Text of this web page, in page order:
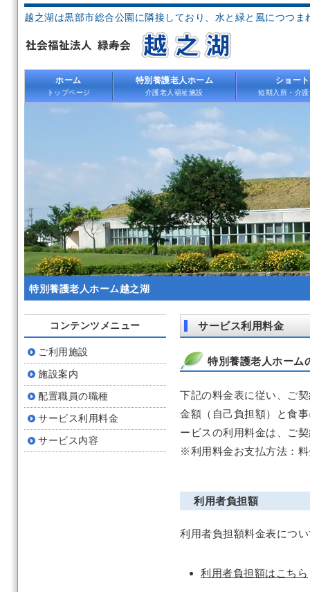
越之湖は黒部市総合公園に隣接しており、水と緑と風につつ
ホーム
トップページ
特別養護老人ホーム
介護老人福祉施設
ショー
短期入所・介
特別養護老人ホーム越之湖
サービス利用料金
特別養護老人ホーム
下記の料金表に従い、ご
金額（自己負担額）と食
ービスの利用料金は、ご
※利用料金お支払方法：
利用者負担額
利用者負担額料金表につ
利用者負担額はこちら
コンテンツメニュー
ご利用施設
施設案内
配置職員の職種
サービス利用料金
サービス内容